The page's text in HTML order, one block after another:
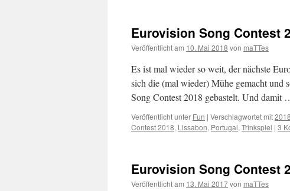
Eurovision Song Contest
Veröffentlicht am 10. Mai 2018 von maTTes
Es ist mal wieder so weit, der nächste
sich die (mal wieder) Mühe gemacht und
Song Contest 2018 gebastelt. Und damit
Veröffentlicht unter Fun | Verschlagwortet mit2018
Contest 2018, Lissabon, Portugal, Trinkspiel | 3
Eurovision Song Contest
Veröffentlicht am 13. Mai 2017von maTTes